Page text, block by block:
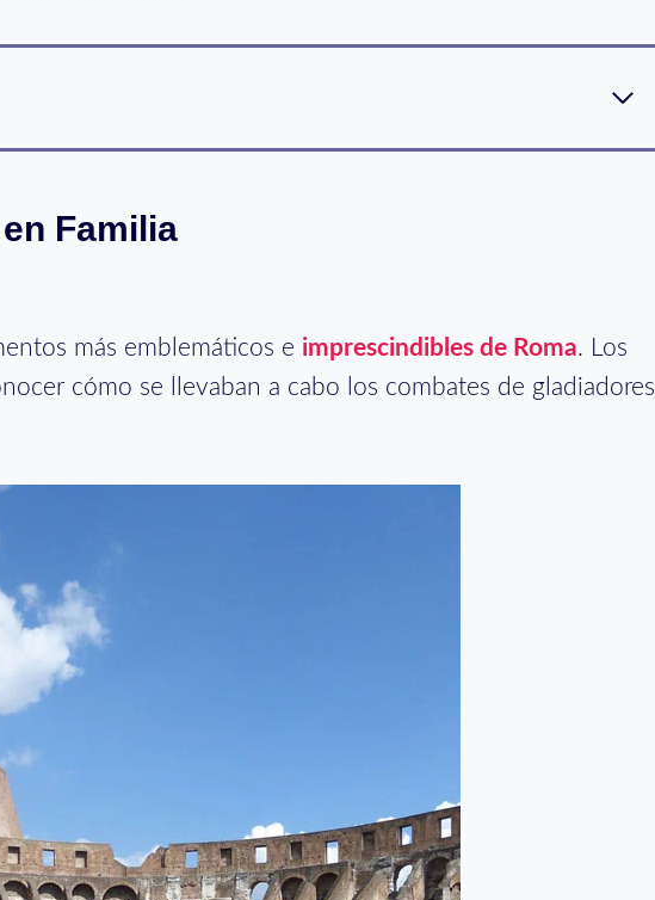
Familia
más emblemáticos e imprescindibles de Roma. Los
cómo se llevaban a cabo los combates de gladiadores